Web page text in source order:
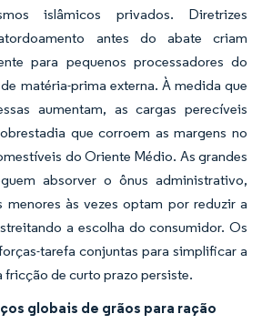
islâmicos privados. Diretrizes
antes do abate criam
para pequenos processadores do
matéria-prima externa. À medida que
aumentam, as cargas perecíveis
que corroem as margens no
do Oriente Médio. As grandes
absorver o ônus administrativo,
menores às vezes optam por reduzir a
a escolha do consumidor. Os
tarefa conjuntas para simplificar a
fricção de curto prazo persiste.
globais de grãos para ração